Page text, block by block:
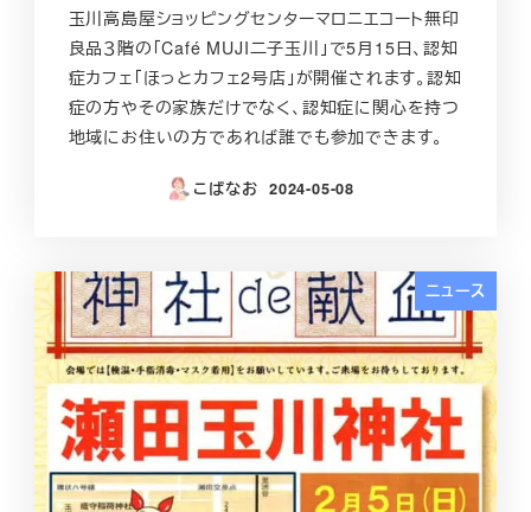
玉川高島屋ショッピングセンターマロニエコート無印
良品３階の「Café MUJI二子玉川」で5月15日、認知
症カフェ「ほっとカフェ2号店」が開催されます。認知
症の方やその家族だけでなく、認知症に関心を持つ
地域にお住いの方であれば誰でも参加できます。
こばなお
投稿日
2024-05-08
ニュース